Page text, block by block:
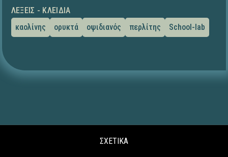
ΛΈΞΕΙΣ - ΚΛΕΙΔΙΆ
καολίνης
ορυκτά οψιδιανός περλίτης School-lab
ΣΧΕΤΙΚΑ